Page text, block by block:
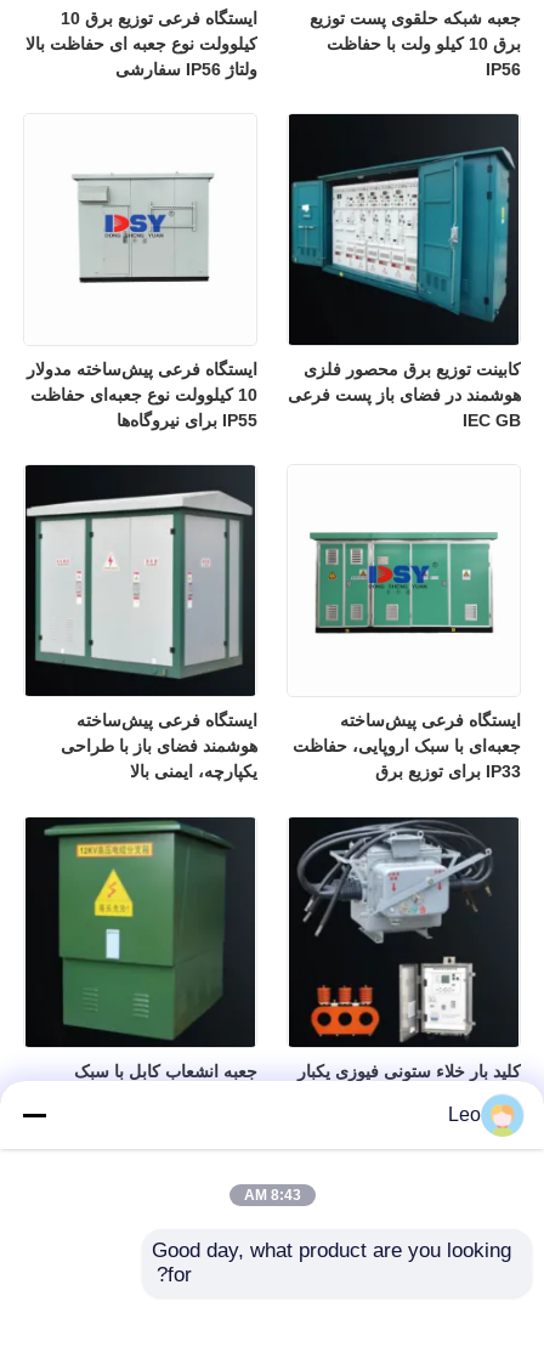
ایستگاه فرعی توزیع برق 10
کیلوولت نوع جعبه ای حفاظت بالا
ولتاژ IP56 سفارشی
جعبه شبکه حلقوی پست توزیع
برق 10 کیلو ولت با حفاظت
IP56
ایستگاه فرعی پیش‌ساخته مدولار
10 کیلوولت نوع جعبه‌ای حفاظت
IP55 برای نیروگاه‌ها
کابینت توزیع برق محصور فلزی
هوشمند در فضای باز پست فرعی
IEC GB
ایستگاه فرعی پیش‌ساخته
هوشمند فضای باز با طراحی
یکپارچه، ایمنی بالا
ایستگاه فرعی پیش‌ساخته
جعبه‌ای با سبک اروپایی، حفاظت
IP33 برای توزیع برق
جعبه انشعاب کابل با سبک
موم شده
کلید بار خلاء ستونی فیوزی یکبار
سوئیچینگ ولتاژ متوسط
Leo
8:43 AM
Good day, what product are you looking
for?